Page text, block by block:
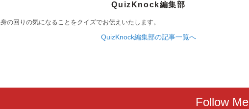
QuizKnock編集部
身の回りの気になることをクイズでお伝えいたします。
QuizKnock編集部の記事一覧へ
Follow Me